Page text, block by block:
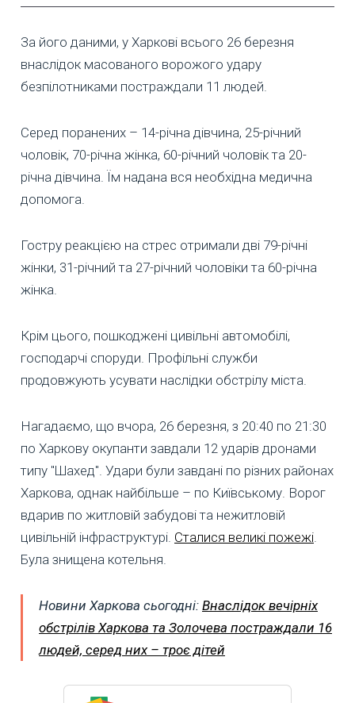
За його даними, у Харкові всього 26 березня
внаслідок масованого ворожого удару
безпілотниками постраждали 11 людей.
Серед поранених – 14-річна дівчина, 25-річний
чоловік, 70-річна жінка, 60-річний чоловік та 20-
річна дівчина. Їм надана вся необхідна медична
допомога.
Гостру реакцією на стрес отримали дві 79-річні
жінки, 31-річний та 27-річний чоловіки та 60-річна
жінка.
Крім цього, пошкоджені цивільні автомобілі,
господарчі споруди. Профільні служби
продовжують усувати наслідки обстрілу міста.
Нагадаємо, що вчора, 26 березня, з 20:40 по 21:30
по Харкову окупанти завдали 12 ударів дронами
типу "Шахед". Удари були завдані по різних районах
Харкова, однак найбільше – по Київському. Ворог
вдарив по житловій забудові та нежитловій
цивільній інфраструктурі. Сталися великі пожежі
Була знищена котельня.
Новини Харкова сьогодні: Внаслідок вечірніх
обстрілів Харкова та Золочева постраждали 16
людей, серед них – троє дітей